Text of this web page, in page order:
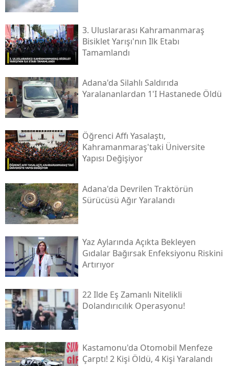
3. Uluslararası Kahramanmaraş
Bisiklet Yarışı'nın Ilk Etabı
Tamamlandı
Adana'da Silahlı Saldırıda
Yaralananlardan 1'i Hastanede Öldü
Öğrenci Affı Yasalaştı,
Kahramanmaraş'taki Üniversite
Yapısı Değişiyor
Adana'da Devrilen Traktörün
Sürücüsü Ağır Yaralandı
Yaz Aylarında Açıkta Bekleyen
Gıdalar Bağırsak Enfeksiyonu Riskini
Artırıyor
22 Ilde Eş Zamanlı Nitelikli
Dolandırıcılık Operasyonu!
Kastamonu'da Otomobil Menfeze
Çarptı! 2 Kişi Öldü, 4 Kişi Yaralandı